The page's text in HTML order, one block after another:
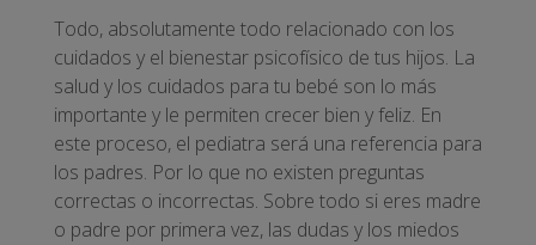
Todo, absolutamente todo relacionado con los
cuidados y el bienestar psicofísico de tus hijos. La
salud y los cuidados para tu bebé son lo más
importante y le permiten crecer bien y feliz. En
este proceso, el pediatra será una referencia para
los padres. Por lo que no existen preguntas
correctas o incorrectas. Sobre todo si eres madre
o padre por primera vez, las dudas y los miedos